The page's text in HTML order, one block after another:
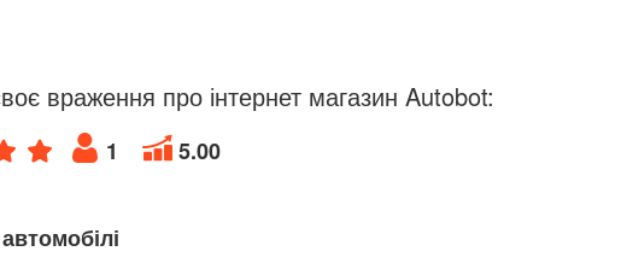
враження про інтернет магазин Autobot:
1 5.00